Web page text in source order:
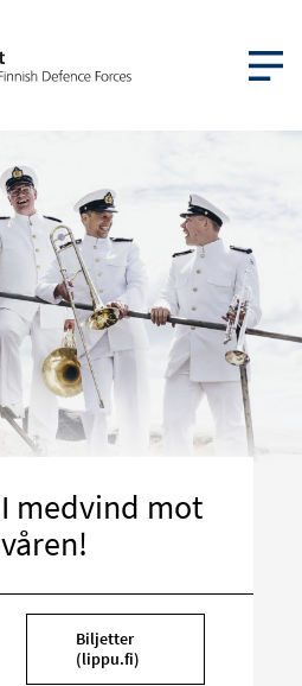
ÖPPNA
I medvind mot
våren!
Biljetter
(lippu.fi)